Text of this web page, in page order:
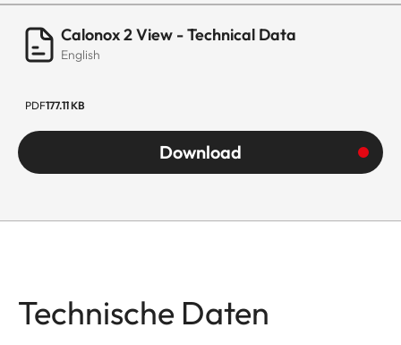
Calonox 2 View - Technical Data
English
PDF177.11 KB
Download
Technische Daten